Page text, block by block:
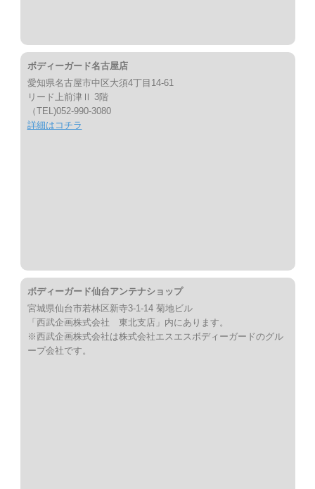
ボディーガード名古屋店
愛知県名古屋市中区大須4丁目14-61
リード上前津Ⅱ 3階
（TEL)052-990-3080
詳細はコチラ
ボディーガード仙台アンテナショップ
宮城県仙台市若林区新寺3-1-14 菊地ビル
「西武企画株式会社 東北支店」内にあります。
※西武企画株式会社は株式会社エスエスボディーガードのグル
ープ会社です。